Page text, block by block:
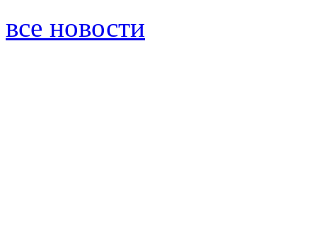
все новости